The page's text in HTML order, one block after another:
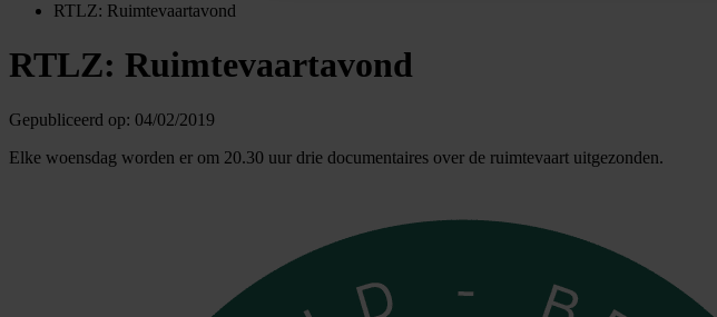
RTLZ: Ruimtevaartavond
RTLZ: Ruimtevaartavond
Gepubliceerd op: 04/02/2019
Elke woensdag worden er om 20.30 uur drie documentaires over de ruimtevaart uitgezonden.